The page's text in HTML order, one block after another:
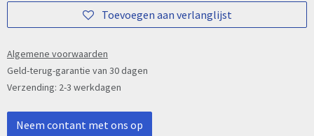
Toevoegen aan verlanglijst
Algemene voorwaarden
Geld-terug-garantie van 30 dagen
Verzending: 2-3 werkdagen
Neem contant met ons op